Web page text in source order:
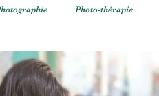
Photo-thérapie